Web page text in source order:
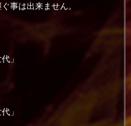
は出来ません。
」
」